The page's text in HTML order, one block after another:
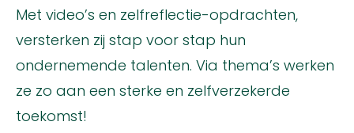
Met video’s en zelfreflectie-opdrachten,
versterken zij stap voor stap hun
ondernemende talenten. Via thema’s werken
ze zo aan een sterke en zelfverzekerde
toekomst!